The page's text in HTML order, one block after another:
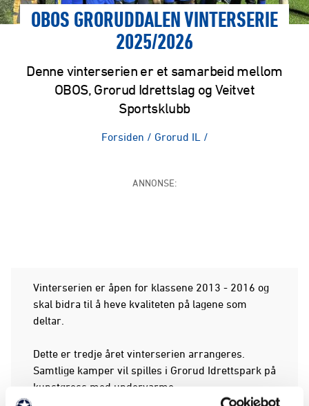
OBOS GRORUDDALEN VINTERSERIE
2025/2026
Denne vinterserien er et samarbeid mellom
OBOS, Grorud Idrettslag og Veitvet
Sportsklubb
Forsiden / Grorud IL /
ANNONSE:
Vinterserien er åpen for klassene 2013 - 2016 og
skal bidra til å heve kvaliteten på lagene som
deltar.
Dette er tredje året vinterserien arrangeres.
Samtlige kamper vil spilles i Grorud Idrettspark på
kunstgress med undervarme.